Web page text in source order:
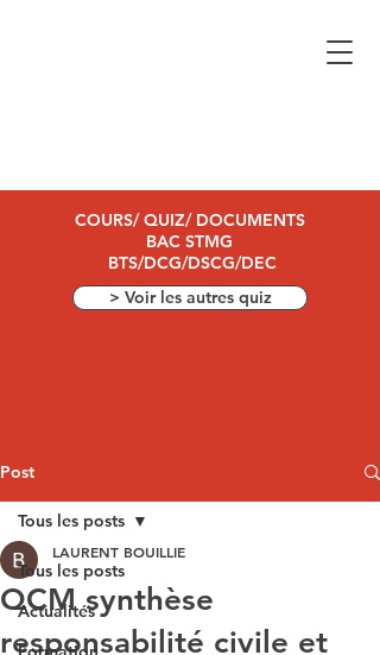
COURS/ QUIZ/ DOCUMENTS
BAC STMG
BTS/DCG/DSCG/DEC
> Voir les autres quiz
Post
Tous les posts
Actualités
Tous les posts
QCM synthèse
responsabilité civile et
LAURENT BOUILLIE